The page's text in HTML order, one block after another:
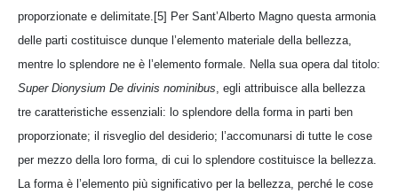
proporzionate e delimitate.[5] Per Sant’Alberto Magno questa armonia
delle parti costituisce dunque l’elemento materiale della bellezza,
mentre lo splendore ne è l’elemento formale. Nella sua opera dal titolo:
Super Dionysium De divinis nominibus , egli attribuisce alla bellezza
tre caratteristiche essenziali: lo splendore della forma in parti ben
proporzionate; il risveglio del desiderio; l’accomunarsi di tutte le cose
per mezzo della loro forma, di cui lo splendore costituisce la bellezza.
La forma è l’elemento più significativo per la bellezza, perché le cose